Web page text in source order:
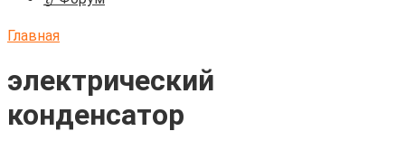
Главная
электрический
конденсатор